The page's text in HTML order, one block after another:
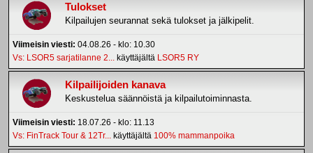
Tulokset
Kilpailujen seurannat sekä tulokset ja jälkipelit.
Viimeisin viesti: 04.08.26 - klo: 10.30
Vs: LSOR5 sarjatilanne 2... käyttäjältä LSOR5 RY
Kilpailijoiden kanava
Keskustelua säännöistä ja kilpailutoiminnasta.
Viimeisin viesti: 18.07.26 - klo: 11.13
Vs: FinTrack Tour & 12Tr... käyttäjältä 100% mammanpoika